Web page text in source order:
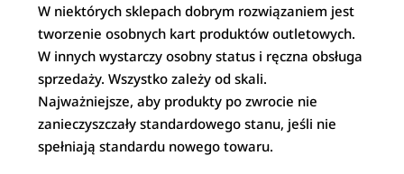
W niektórych sklepach dobrym rozwiązaniem jest
tworzenie osobnych kart produktów outletowych.
W innych wystarczy osobny status i ręczna obsługa
sprzedaży. Wszystko zależy od skali.
Najważniejsze, aby produkty po zwrocie nie
zanieczyszczały standardowego stanu, jeśli nie
spełniają standardu nowego towaru.